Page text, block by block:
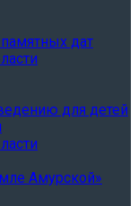
дат
для детей
Амурской»